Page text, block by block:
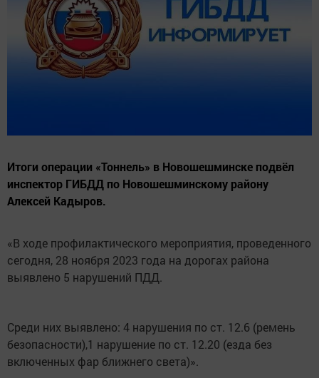
Итоги операции «Тоннель» в Новошешминске подвёл
инспектор ГИБДД по Новошешминскому району
Алексей Кадыров.
«В ходе профилактического мероприятия, проведенного
сегодня, 28 ноября 2023 года на дорогах района
выявлено 5 нарушений ПДД.
Среди них выявлено: 4 нарушения по ст. 12.6 (ремень
безопасности),1 нарушение по ст. 12.20 (езда без
включенных фар ближнего света)».